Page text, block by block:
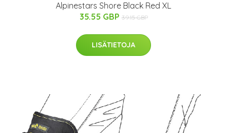
Alpinestars Shore Black Red XL
35.55 GBP 39.15 GBP
LISÄTIETOJA